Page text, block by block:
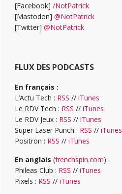
[Facebook] /NotPatrick
[Mastodon] @NotPatrick
[Twitter] @NotPatrick
FLUX DES PODCASTS
En français :
L’Actu Tech : RSS // iTunes
Le RDV Tech : RSS // iTunes
Le RDV Jeux : RSS // iTunes
Super Laser Punch : RSS // iTunes
Positron : RSS // iTunes
En anglais (frenchspin.com) :
Phileas Club : RSS // iTunes
Pixels : RSS // iTunes